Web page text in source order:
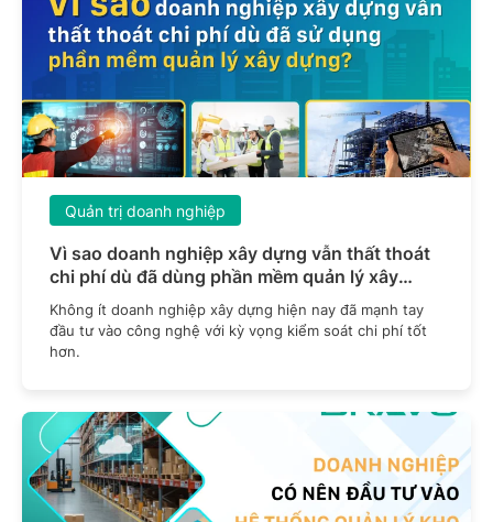
Vì sao doanh nghiệp xây dựng vẫn thất thoát
chi phí dù đã dùng phần mềm quản lý xây
dựng?
Quản trị doanh nghiệp
Không ít doanh nghiệp xây dựng hiện nay đã mạnh tay
đầu tư vào công nghệ với kỳ vọng kiểm soát chi phí tốt
hơn.